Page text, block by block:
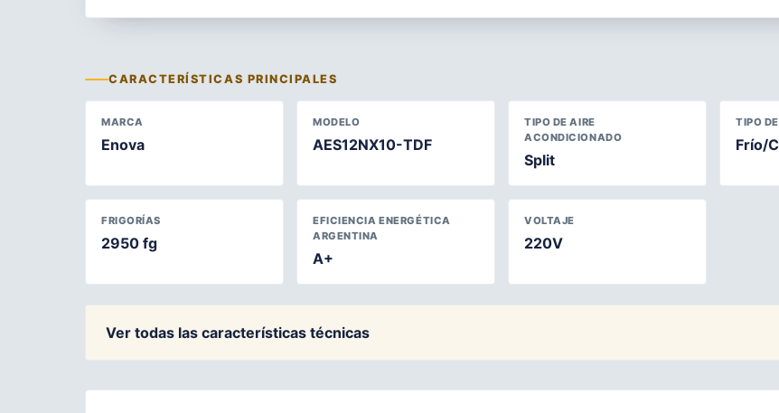
CARACTERÍSTICAS PRINCIPALES
MARCA
Enova
MODELO
AES12NX10-TDF
TIPO DE AIRE
ACONDICIONADO
Split
TIPO
Frío/
FRIGORÍAS
2950 fg
EFICIENCIA ENERGÉTICA
ARGENTINA
A+
VOLTAJE
220V
Ver todas las características técnicas